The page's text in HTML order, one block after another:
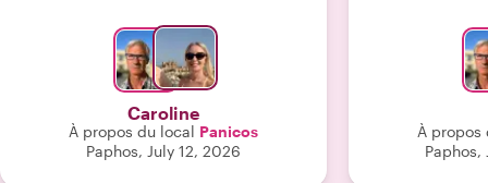
intéressant d'en apprendre davantage
sur l'histoire de la ville. Je
recommande vivement !"
Caroline
À propos du local Panicos
Paphos, July 12, 2026
veillant à
s'ennuient
aimable,
extrêmement
premier
À propos
Paphos,